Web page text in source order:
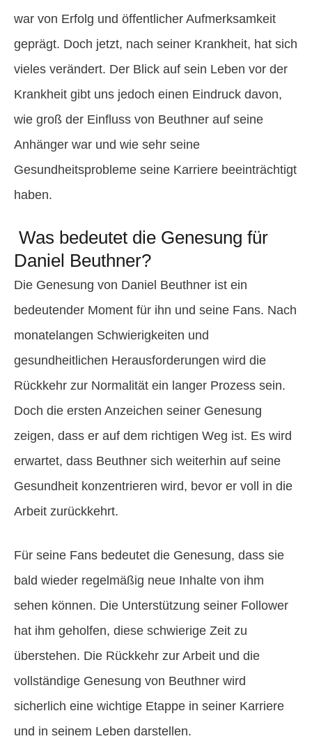
war von Erfolg und öffentlicher Aufmerksamkeit
geprägt. Doch jetzt, nach seiner Krankheit, hat sich
vieles verändert. Der Blick auf sein Leben vor der
Krankheit gibt uns jedoch einen Eindruck davon,
wie groß der Einfluss von Beuthner auf seine
Anhänger war und wie sehr seine
Gesundheitsprobleme seine Karriere beeinträchtigt
haben.
Was bedeutet die Genesung für
Daniel Beuthner?
Die Genesung von Daniel Beuthner ist ein
bedeutender Moment für ihn und seine Fans. Nach
monatelangen Schwierigkeiten und
gesundheitlichen Herausforderungen wird die
Rückkehr zur Normalität ein langer Prozess sein.
Doch die ersten Anzeichen seiner Genesung
zeigen, dass er auf dem richtigen Weg ist. Es wird
erwartet, dass Beuthner sich weiterhin auf seine
Gesundheit konzentrieren wird, bevor er voll in die
Arbeit zurückkehrt.
Für seine Fans bedeutet die Genesung, dass sie
bald wieder regelmäßig neue Inhalte von ihm
sehen können. Die Unterstützung seiner Follower
hat ihm geholfen, diese schwierige Zeit zu
überstehen. Die Rückkehr zur Arbeit und die
vollständige Genesung von Beuthner wird
sicherlich eine wichtige Etappe in seiner Karriere
und in seinem Leben darstellen.